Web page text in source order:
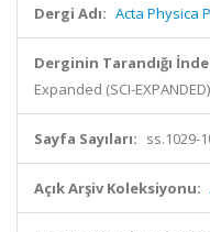
Dergi Adı: Acta Physica
Derginin Tarandığı
Expanded (SCI-
Sayfa Sayıları: ss.1029-
Açık Arşiv Koleksiyonu: